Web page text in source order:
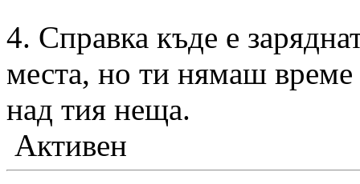
4. Справка къде е
места, но ти нямаш
над тия неща.
Активен